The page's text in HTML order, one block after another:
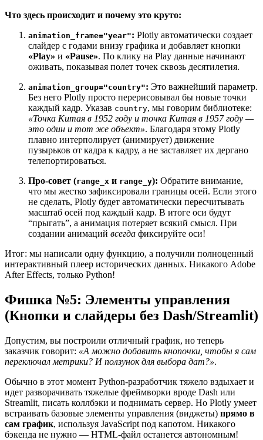
Что здесь происходит и почему это круто:
animation_frame="year": Plotly автоматически создает
слайдер с годами внизу графика и добавляет кнопки
«Play» и «Pause». По клику на Play данные начинают
оживать, показывая полет точек сквозь десятилетия.
animation_group="country": Это важнейший параметр.
Без него Plotly просто перерисовывал бы новые точки
каждый кадр. Указав country, мы говорим библиотеке:
«Точка Китая в 1952 году и точка Китая в 1957 году —
это один и тот же объект». Благодаря этому Plotly
плавно интерполирует (анимирует) движение
пузырьков от кадра к кадру, а не заставляет их дергано
телепортироваться.
Про-совет (range_x и range_y): Обратите внимание,
что мы жестко зафиксировали границы осей. Если этого
не сделать, Plotly будет автоматически пересчитывать
масштаб осей под каждый кадр. В итоге оси будут
“прыгать”, а анимация потеряет всякий смысл. При
создании анимаций всегда фиксируйте оси!
Итог: мы написали одну функцию, а получили полноценный
интерактивный плеер исторических данных. Никакого Adobe
After Effects, только Python!
Фишка №5: Элементы управления
(Кнопки и слайдеры без Dash/Streamlit)
Допустим, вы построили отличный график, но теперь
заказчик говорит: «А можно добавить кнопочки, чтобы я сам
переключал метрики? И ползунок для выбора дат?».
Обычно в этот момент Python-разработчик тяжело вздыхает и
идет разворачивать тяжелые фреймворки вроде Dash или
Streamlit, писать коллбэки и поднимать сервер. Но Plotly умеет
встраивать базовые элементы управления (виджеты) прямо в
сам график, используя JavaScript под капотом. Никакого
бэкенда не нужно — HTML-файл останется автономным!